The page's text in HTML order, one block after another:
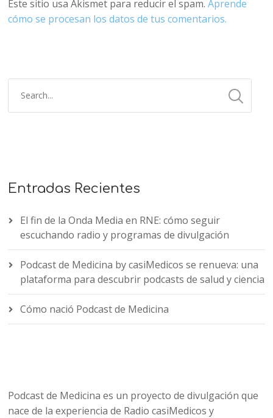
Este sitio usa Akismet para reducir el spam.Aprende
cómo se procesan los datos de tus comentarios.
Entradas Recientes
El fin de la Onda Media en RNE: cómo seguir
escuchando radio y programas de divulgación
Podcast de Medicina by casiMedicos se renueva: una
plataforma para descubrir podcasts de salud y ciencia
Cómo nació Podcast de Medicina
Podcast de Medicina es un proyecto de divulgación que
nace de la experiencia de Radio casiMedicos y